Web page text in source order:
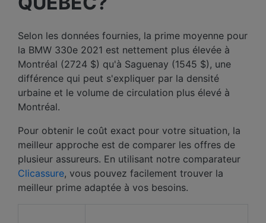
Selon les données fournies, la prime moyenne pour
la BMW 330e 2021 est nettement plus élevée à
Montréal (2724 $) qu'à Saguenay (1545 $), une
différence qui peut s'expliquer par la densité
urbaine et le volume de circulation plus élevé à
Montréal.
Pour obtenir le coût exact pour votre situation, la
meilleur approche est de comparer les offres de
plusieur assureurs. En utilisant notre comparateur
Clicassure, vous pouvez facilement trouver la
meilleur prime adaptée à vos besoins.